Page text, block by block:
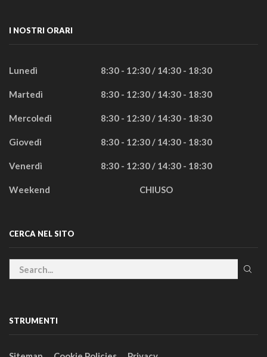
I NOSTRI ORARI
Lunedì 8:30 - 12:30 / 14:30 - 18:30
Martedì 8:30 - 12:30 / 14:30 - 18:30
Mercoledì 8:30 - 12:30 / 14:30 - 18:30
Giovedì 8:30 - 12:30 / 14:30 - 18:30
Venerdì 8:30 - 12:30 / 14:30 - 18:30
Weekend CHIUSO
CERCA NEL SITO
STRUMENTI